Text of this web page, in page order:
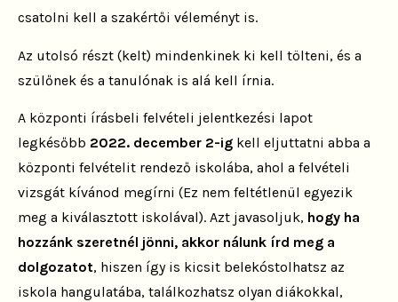
csatolni kell a szakértői véleményt is.
Az utolsó részt (kelt) mindenkinek ki kell tölteni, és a
szülőnek és a tanulónak is alá kell írnia.
A központi írásbeli felvételi jelentkezési lapot
legkésőbb 2022. december 2-ig kell eljuttatni abba a
központi felvételit rendező iskolába, ahol a felvételi
vizsgát kívánod megírni (Ez nem feltétlenül egyezik
meg a kiválasztott iskolával). Azt javasoljuk, hogy ha
hozzánk szeretnél jönni, akkor nálunk írd meg a
dolgozatot, hiszen így is kicsit belekóstolhatsz az
iskola hangulatába, találkozhatsz olyan diákokkal,